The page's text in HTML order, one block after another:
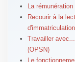
La
Recourir à la
Travailler
(OPSN)
Le